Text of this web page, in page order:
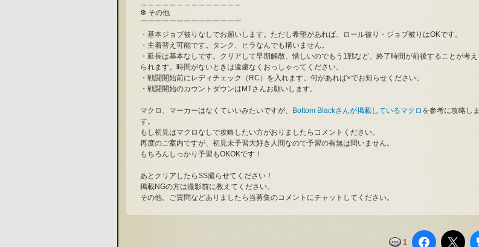
❆ その他
￣￣￣￣￣￣￣￣￣￣￣￣￣￣
・基本ジョブ被りなしでお願いします。ただし希望があれば、ロール被り・ジョブ被りはOKです。
・主着替え可能です。タンク、ヒラなんでも構いません。
・延長は基本なしです。クリアして早期解散、惜しいのでもう1戦など、終了時間が前後することが考え
られます。時間がないときは遠慮なくおっしゃってください。
・戦闘開始前にレディチェック（RC）を入れます。何があれば×でお知らせください。
・戦闘開始のカウントダウンはMTさんお願いします。
マクロ、マーカーはなくていいみたいですが、 Bottom Blackさんが掲載しているマクロ を参考に攻略しま
す。
もし初見はマクロなしで攻略したい方がおりましたらコメントください。
再度のご案内ですが、初見未予習大好き人間なので予習の有無は問いません。
もちろんしっかり予習もOKOKです！
あとクリアしたらSS撮らせてください！
掲載NGの方は撮影前に教えてください。
その他、ご質問などありましたら当募集のコメントにチャットしてください。
1